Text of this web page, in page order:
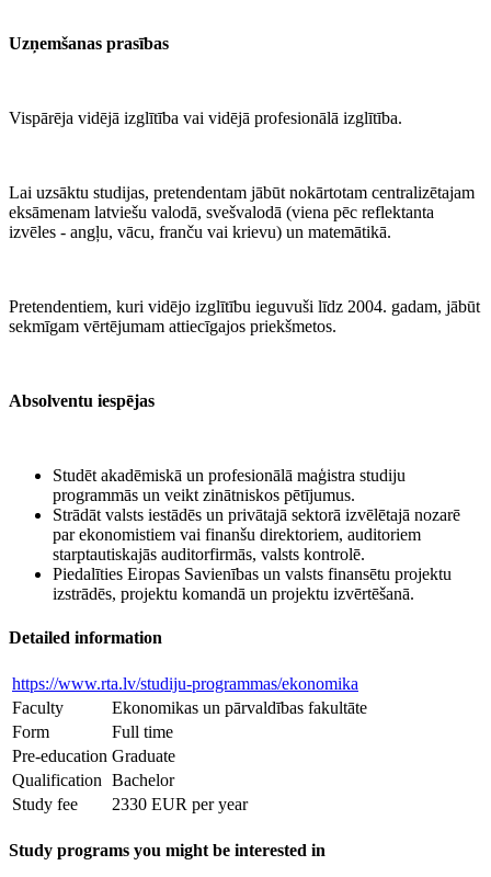
Uzņemšanas prasības
Vispārēja vidējā izglītība vai vidējā profesionālā izglītība.
Lai uzsāktu studijas, pretendentam jābūt nokārtotam centralizētajam
eksāmenam latviešu valodā, svešvalodā (viena pēc reflektanta
izvēles - angļu, vācu, franču vai krievu) un matemātikā.
Pretendentiem, kuri vidējo izglītību ieguvuši līdz 2004. gadam, jābūt
sekmīgam vērtējumam attiecīgajos priekšmetos.
Absolventu iespējas
Studēt akadēmiskā un profesionālā maģistra studiju
programmās un veikt zinātniskos pētījumus.
Strādāt valsts iestādēs un privātajā sektorā izvēlētajā nozarē
par ekonomistiem vai finanšu direktoriem, auditoriem
starptautiskajās auditorfirmās, valsts kontrolē.
Piedalīties Eiropas Savienības un valsts finansētu projektu
izstrādēs, projektu komandā un projektu izvērtēšanā.
Detailed information
https://www.rta.lv/studiju-programmas/ekonomika
Faculty
Ekonomikas un pārvaldības fakultāte
Form
Full time
Pre-education Graduate
Qualification Bachelor
Study fee
2330 EUR per year
Study programs you might be interested in